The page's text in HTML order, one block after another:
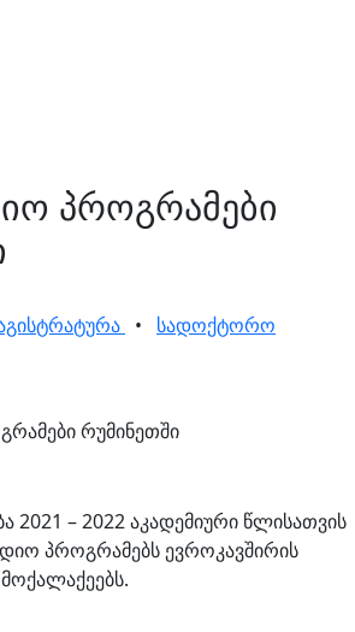
პროგრამები
• სადოქტორო
2021 – 2022 აკადემიური წლისათვის
პროგრამებს ევროკავშირის